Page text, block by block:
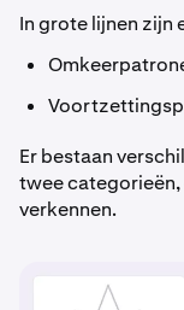
In grote lijnen
Er bestaan
twee categorieën,
verkennen.